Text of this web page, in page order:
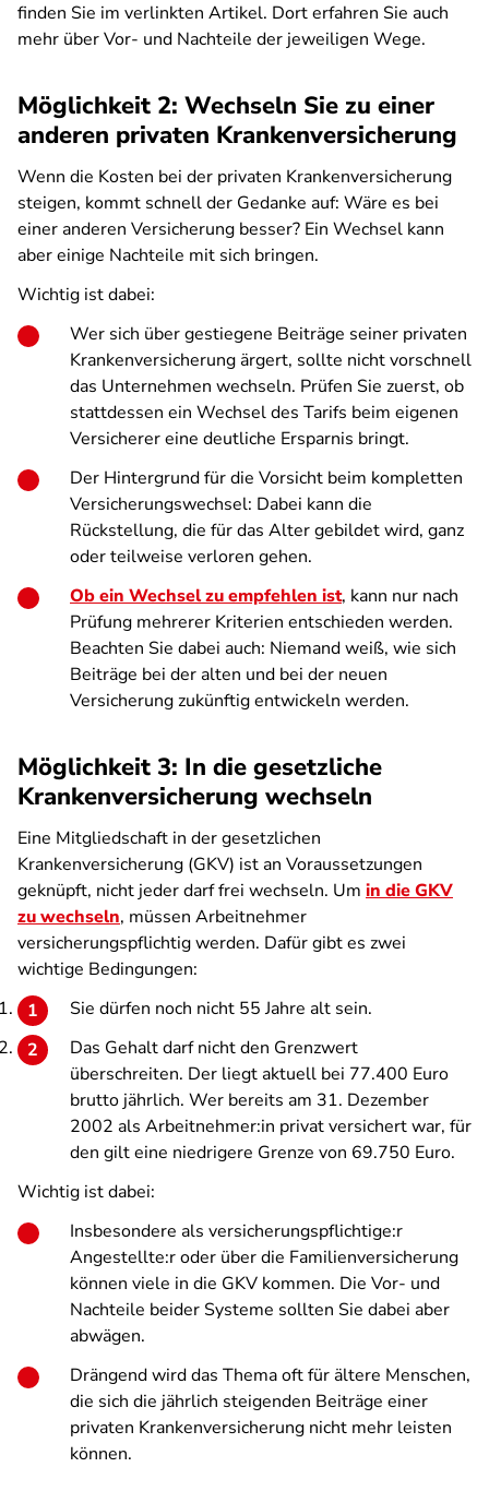
finden Sie im verlinkten Artikel. Dort erfahren Sie auch
mehr über Vor- und Nachteile der jeweiligen Wege.
Möglichkeit 2: Wechseln Sie zu einer
anderen privaten Krankenversicherung
Wenn die Kosten bei der privaten Krankenversicherung
steigen, kommt schnell der Gedanke auf: Wäre es bei
einer anderen Versicherung besser? Ein Wechsel kann
aber einige Nachteile mit sich bringen.
Wichtig ist dabei:
Wer sich über gestiegene Beiträge seiner privaten
Krankenversicherung ärgert, sollte nicht vorschnell
das Unternehmen wechseln. Prüfen Sie zuerst, ob
stattdessen ein Wechsel des Tarifs beim eigenen
Versicherer eine deutliche Ersparnis bringt.
Der Hintergrund für die Vorsicht beim kompletten
Versicherungswechsel: Dabei kann die
Rückstellung, die für das Alter gebildet wird, ganz
oder teilweise verloren gehen.
Ob ein Wechsel zu empfehlen ist, kann nur nach
Prüfung mehrerer Kriterien entschieden werden.
Beachten Sie dabei auch: Niemand weiß, wie sich
Beiträge bei der alten und bei der neuen
Versicherung zukünftig entwickeln werden.
Möglichkeit 3: In die gesetzliche
Krankenversicherung wechseln
Eine Mitgliedschaft in der gesetzlichen
Krankenversicherung (GKV) ist an Voraussetzungen
geknüpft, nicht jeder darf frei wechseln. Um in die GKV
zu wechseln, müssen Arbeitnehmer
versicherungspflichtig werden. Dafür gibt es zwei
wichtige Bedingungen:
Sie dürfen noch nicht 55 Jahre alt sein.
Das Gehalt darf nicht den Grenzwert
überschreiten. Der liegt aktuell bei 77.400 Euro
brutto jährlich. Wer bereits am 31. Dezember
2002 als Arbeitnehmer:in privat versichert war, für
den gilt eine niedrigere Grenze von 69.750 Euro.
Wichtig ist dabei:
Insbesondere als versicherungspflichtige:r
Angestellte:r oder über die Familienversicherung
können viele in die GKV kommen. Die Vor- und
Nachteile beider Systeme sollten Sie dabei aber
abwägen.
Drängend wird das Thema oft für ältere Menschen,
die sich die jährlich steigenden Beiträge einer
privaten Krankenversicherung nicht mehr leisten
können.